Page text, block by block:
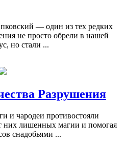
— один из тех редких
не просто обрели в нашей
но стали ...
Разрушения
и чародеи противостояли
них лишенных магии и помогая
снадобьями ...